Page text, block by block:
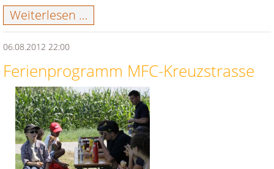
Weiterlesen …
Jugendarbeit
06.08.2012 22:00
Ferienprogramm MFC-Kreuzstrasse